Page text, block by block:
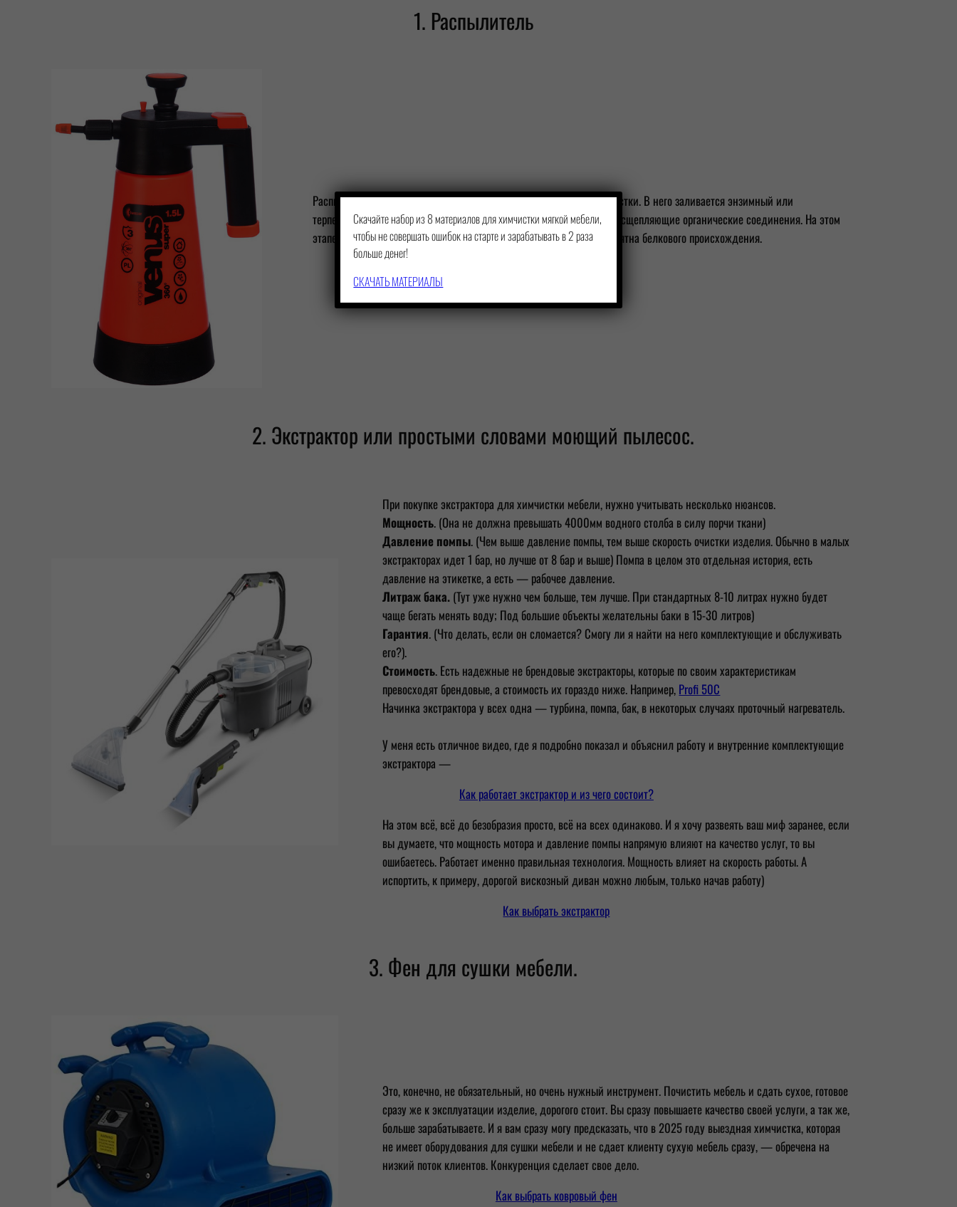
1. Распылитель
Распылитель нужен для предварительного замачивания объекта чистки. В него заливается энзимный или
терпеновый преспрей. Энзимы, к примеру — это активные белки, расщепляющие органические соединения. На этом
этапе, в совокупном использовании с щеткой, удаляются разводы, пятна белкового происхождения.
2. Экстрактор или простыми словами моющий пылесос.
При покупке экстрактора для химчистки мебели, нужно учитывать несколько нюансов.
Мощность. (Она не должна превышать 4000мм водного столба в силу порчи ткани)
Давление помпы. (Чем выше давление помпы, тем выше скорость очистки изделия. Обычно в малых
экстракторах идет 1 бар, но лучше от 8 бар и выше) Помпа в целом это отдельная история, есть
давление на этикетке, а есть — рабочее давление.
Литраж бака. (Тут уже нужно чем больше, тем лучше. При стандартных 8-10 литрах нужно будет
чаще бегать менять воду; Под большие объекты желательны баки в 15-30 литров)
Гарантия. (Что делать, если он сломается? Смогу ли я найти на него комплектующие и обслуживать
его?).
Стоимость. Есть надежные не брендовые экстракторы, которые по своим характеристикам
превосходят брендовые, а стоимость их гораздо ниже. Например, Profi 50C
Начинка экстрактора у всех одна — турбина, помпа, бак, в некоторых случаях проточный нагреватель.
У меня есть отличное видео, где я подробно показал и объяснил работу и внутренние комплектующие
экстрактора —
Как работает экстрактор и из чего состоит?
На этом всё, всё до безобразия просто, всё на всех одинаково. И я хочу развеять ваш миф заранее, если
вы думаете, что мощность мотора и давление помпы напрямую влияют на качество услуг, то вы
ошибаетесь. Работает именно правильная технология. Мощность влияет на скорость работы. А
испортить, к примеру, дорогой вискозный диван можно любым, только начав работу)
Как выбрать экстрактор
3. Фен для сушки мебели.
Это, конечно, не обязательный, но очень нужный инструмент. Почистить мебель и сдать сухое, готовое
сразу же к эксплуатации изделие, дорогого стоит. Вы сразу повышаете качество своей услуги, а так же,
больше зарабатываете. И я вам сразу могу предсказать, что в 2025 году выездная химчистка, которая
не имеет оборудования для сушки мебели и не сдает клиенту сухую мебель сразу, — обречена на
низкий поток клиентов. Конкуренция сделает свое дело.
Как выбрать ковровый фен
Скачайте набор из 8 материалов для химчистки мягкой мебели,
чтобы не совершать ошибок на старте и зарабатывать в 2 раза
больше денег!
СКАЧАТЬ МАТЕРИАЛЫ
×